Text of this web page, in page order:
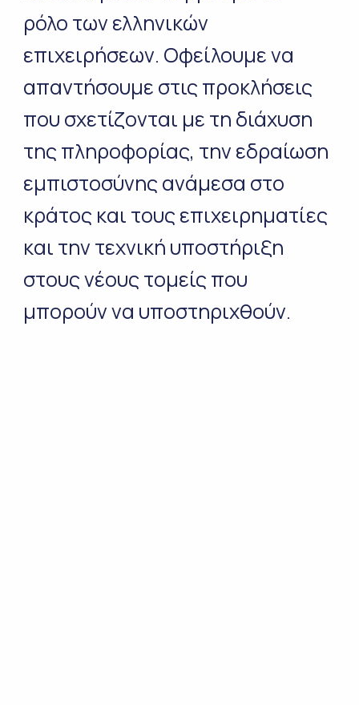
ρόλο των ελληνικών
επιχειρήσεων. Οφείλουμε να
απαντήσουμε στις προκλήσεις
που σχετίζονται με τη διάχυση
της πληροφορίας, την εδραίωση
εμπιστοσύνης ανάμεσα στο
κράτος και τους επιχειρηματίες
και την τεχνική υποστήριξη
στους νέους τομείς που
μπορούν να υποστηριχθούν.